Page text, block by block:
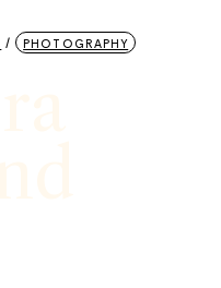
PHOTOGRAPHY